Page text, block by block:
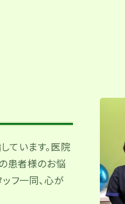
ています。医院
患者様のお悩
フ一同、心が